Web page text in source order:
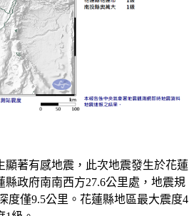
顯著有感地震，此次地震發生於花蓮
政府南南西方27.6公里處，地震規
度僅9.5公里。花蓮縣地區最大震度4